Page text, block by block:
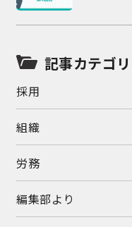
記事カテゴリ
採用
組織
労務
編集部より